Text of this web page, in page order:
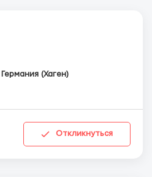
Германия (Хаген)
Откликнуться